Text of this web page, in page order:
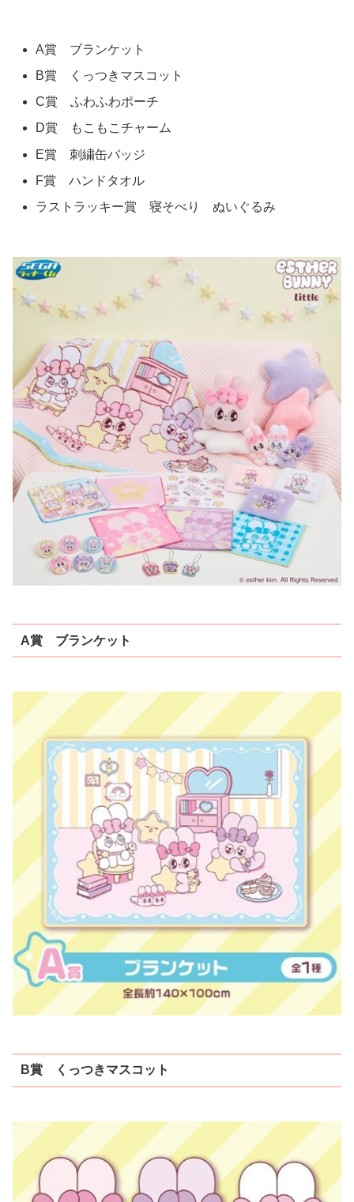
A賞 ブランケット
B賞 くっつきマスコット
C賞 ふわふわポーチ
D賞 もこもこチャーム
E賞 刺繍缶バッジ
F賞 ハンドタオル
ラストラッキー賞 寝そべり ぬいぐるみ
A賞 ブランケット
B賞 くっつきマスコット